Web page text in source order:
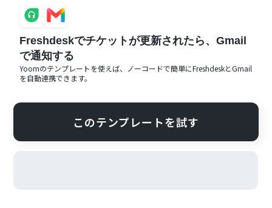
Freshdeskでチケットが更新されたら、Gmail
で通知する
Yoomのテンプレートを使えば、ノーコードで簡単にFreshdeskとGmail
を自動連携できます。
このテンプレートを試す